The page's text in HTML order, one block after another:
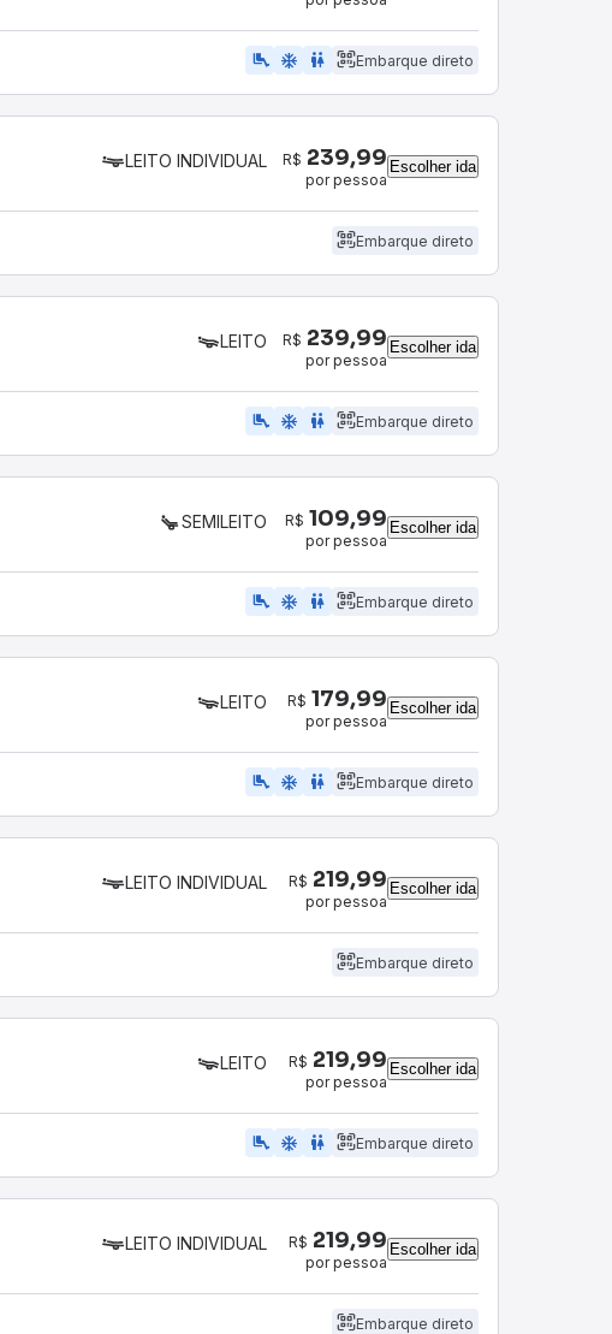
airline_seat_legroom_extra ac_unit wc Embarque direto
LEITO INDIVIDUAL R$ 239,99
por pessoa
Escolher ida
Embarque direto
LEITO R$ 239,99
por pessoa
Escolher ida
airline_seat_legroom_extra ac_unit wc Embarque direto
SEMILEITO R$ 109,99
por pessoa
Escolher ida
airline_seat_legroom_extra ac_unit WC Embarque direto
LEITO R$ 179,99
por pessoa
Escolher ida
airline_seat_legroom_extra ac_unit wc Embarque direto
LEITO INDIVIDUAL R$ 219,99
por pessoa
Escolher ida
Embarque direto
LEITO R$ 219,99
por pessoa
Escolher ida
airline_seat_legroom_extra ac_unit wc Embarque direto
LEITO INDIVIDUAL R$ 219,99
por pessoa
Escolher ida
Embarque direto